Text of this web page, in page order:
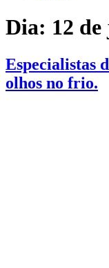
Dia: 12
Especialistas
olhos no frio.